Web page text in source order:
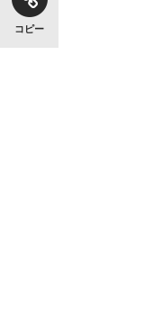
コピー